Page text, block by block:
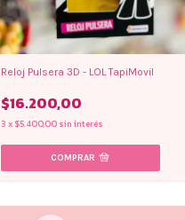
Reloj Pulsera 3D - LOL TapiMovil
$16.200,00
3 x $5.400,00 sin interés